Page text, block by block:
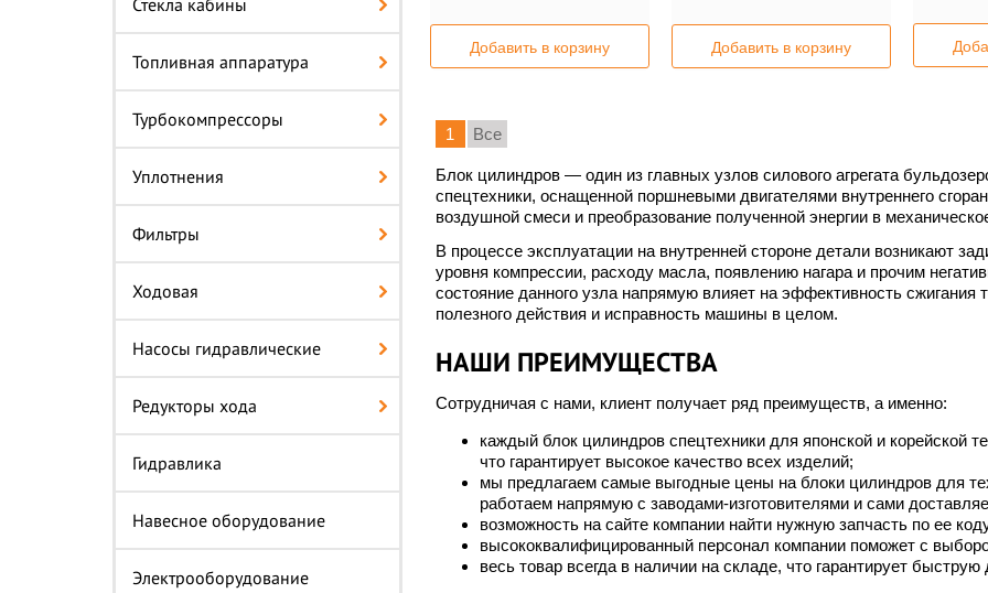
Стекла кабины
Топливная аппаратура
Турбокомпрессоры
Уплотнения
Фильтры
Ходовая
Насосы гидравлические
Редукторы хода
Гидравлика
Навесное оборудование
Электрооборудование
Добавить в корзину Добавить в корзину
1 Все
Блок цилиндров — один из главных узлов силового агрегата
спецтехники, оснащенной поршневыми двигателями внутреннего
воздушной смеси и преобразование полученной энергии в
В процессе эксплуатации на внутренней стороне детали возникают
уровня компрессии, расходу масла, появлению нагара и прочим
состояние данного узла напрямую влияет на эффективность
полезного действия и исправность машины в целом.
НАШИ ПРЕИМУЩЕСТВА
Сотрудничая с нами, клиент получает ряд преимуществ, а именно:
каждый блок цилиндров спецтехники для японской и корейской
что гарантирует высокое качество всех изделий;
мы предлагаем самые выгодные цены на блоки цилиндров для
работаем напрямую с заводами-изготовителями и сами
возможность на сайте компании найти нужную запчасть по ее
высококвалифицированный персонал компании поможет с
весь товар всегда в наличии на складе, что гарантирует быструю